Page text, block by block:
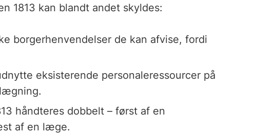
1813 kan blandt andet skyldes:
borgerhenvendelser de kan afvise, fordi
eksisterende personaleressourcer på
håndteres dobbelt – først af en
af en læge.